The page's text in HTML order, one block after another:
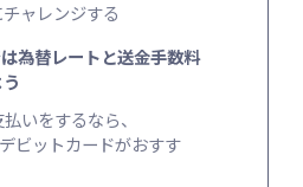
ャレンジする
為替レートと送金手数料
いをするなら、
ビットカードがおすす